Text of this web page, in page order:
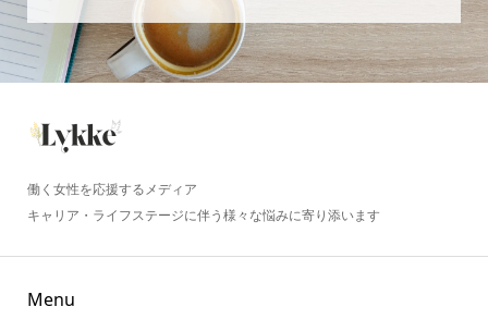
働く女性を応援するメディア
キャリア・ライフステージに伴う様々な悩みに寄り添います
Menu